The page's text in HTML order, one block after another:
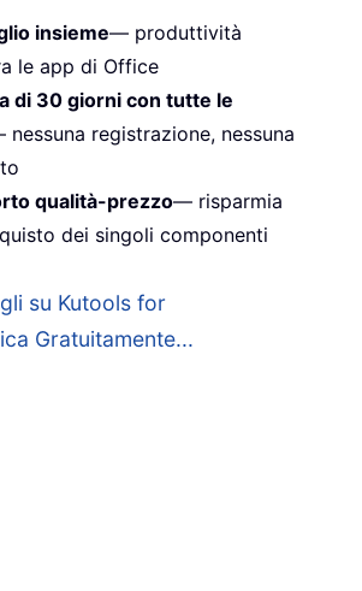
insieme— produttività
le app di Office
di 30 giorni con tutte le
registrazione, nessuna
qualità-prezzo— risparmia
dei singoli componenti
su Kutools for
Gratuitamente...